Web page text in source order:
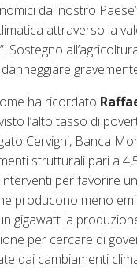
dal nostro
attraverso la
Sostegno
ha ricordato
l’alto tasso di
Cervigni, Banca
strutturali pari a
per favorire
producono meno
gigawatt la
per cercare di
dai cambiamenti